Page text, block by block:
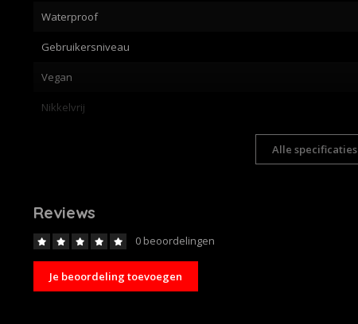
Waterproof
Gebruikersniveau
Vegan
Nikkelvrij
Alle specificaties
Reviews
0 beoordelingen
Je beoordeling toevoegen